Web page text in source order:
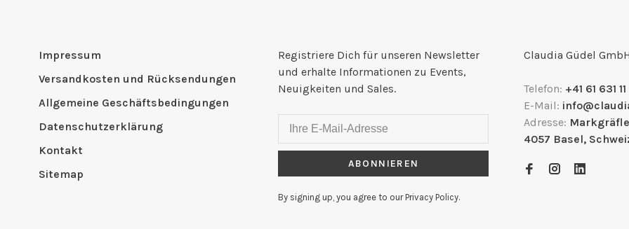
Impressum
Versandkosten und Rücksendungen
Allgemeine Geschäftsbedingungen
Datenschutzerklärung
Kontakt
Sitemap
Registriere Dich für unseren Newsletter
und erhalte Informationen zu Events,
Neuigkeiten und Sales.
ABONNIEREN
By signing up, you agree to our Privacy Policy.
Claudia Güdel
Telefon: +41 61 631
E-Mail:
Adresse:
4057 Basel,